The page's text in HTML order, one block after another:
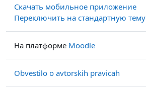
Скачать мобильное приложение
Переключить на стандартную тему
На платформе Moodle
Obvestilo o avtorskih pravicah